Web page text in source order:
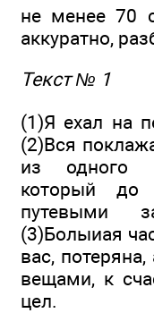
не менее 70
аккуратно,
Текст № 1
(1)Я ехал на
(2)Вся
из одного
который до
путевыми
(3)Болыиая
вас,
вещами, к
цел.